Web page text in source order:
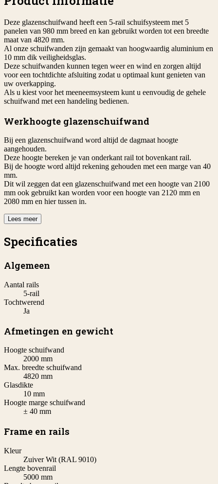
Deze glazenschuifwand heeft een 5-rail schuifsysteem met 5
panelen van 980 mm breed en kan gebruikt worden tot een breedte
maat van 4820 mm.
Al onze schuifwanden zijn gemaakt van hoogwaardig aluminium en
10 mm dik veiligheidsglas.
Deze schuifwanden kunnen tegen weer en wind en zorgen altijd
voor een tochtdichte afsluiting zodat u optimaal kunt genieten van
uw overkapping.
Als u kiest voor het meeneemsysteem kunt u eenvoudig de gehele
schuifwand met een handeling bedienen.
Werkhoogte glazenschuifwand
Bij een glazenschuifwand word altijd de dagmaat hoogte
aangehouden.
Deze hoogte bereken je van onderkant rail tot bovenkant rail.
Bij de hoogte word altijd rekening gehouden met een marge van 40
mm.
Dit wil zeggen dat een glazenschuifwand met een hoogte van 2100
mm ook gebruikt kan worden voor een hoogte van 2120 mm en
2080 mm en hier tussen in.
Lees meer
Specificaties
Algemeen
Aantal rails
5-rail
Tochtwerend
Ja
Afmetingen en gewicht
Hoogte schuifwand
2000 mm
Max. breedte schuifwand
4820 mm
Glasdikte
10 mm
Hoogte marge schuifwand
± 40 mm
Frame en rails
Kleur
Zuiver Wit (RAL 9010)
Lengte bovenrail
5000 mm